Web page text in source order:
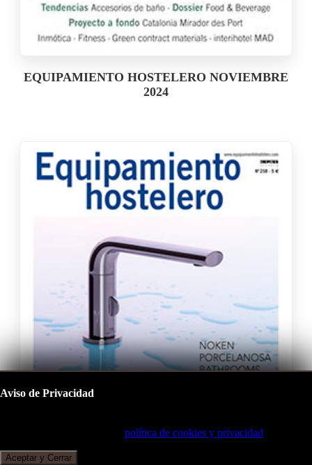
EQUIPAMIENTO HOSTELERO NOVIEMBRE
2024
Aviso de Privacidad
política de cookies y privacidad
Aceptar y Cerrar